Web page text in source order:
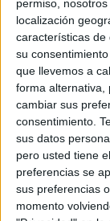
permiso,
localización
características de
su
que llevemos a
forma alternativa,
cambiar sus
consentimiento.
sus datos
pero usted tiene
preferencias se
sus preferencias
momento
porcentaje
año, ninguna
reportaje
alcanza
Carlos
la
ocupación,
"Trataremos
publicidad/
de que en
sobre todo si